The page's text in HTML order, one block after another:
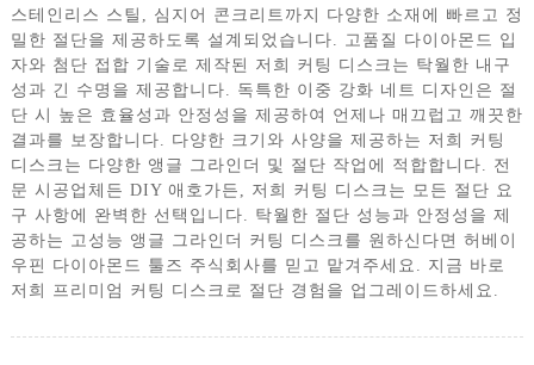
스테인리스 스틸, 심지어 콘크리트까지 다양한 소재에 빠르고 정
밀한 절단을 제공하도록 설계되었습니다. 고품질 다이아몬드 입
자와 첨단 접합 기술로 제작된 저희 커팅 디스크는 탁월한 내구
성과 긴 수명을 제공합니다. 독특한 이중 강화 네트 디자인은 절
단 시 높은 효율성과 안정성을 제공하여 언제나 매끄럽고 깨끗한
결과를 보장합니다. 다양한 크기와 사양을 제공하는 저희 커팅
디스크는 다양한 앵글 그라인더 및 절단 작업에 적합합니다. 전
문 시공업체든 DIY 애호가든, 저희 커팅 디스크는 모든 절단 요
구 사항에 완벽한 선택입니다. 탁월한 절단 성능과 안정성을 제
공하는 고성능 앵글 그라인더 커팅 디스크를 원하신다면 허베이
우핀 다이아몬드 툴즈 주식회사를 믿고 맡겨주세요. 지금 바로
저희 프리미엄 커팅 디스크로 절단 경험을 업그레이드하세요.